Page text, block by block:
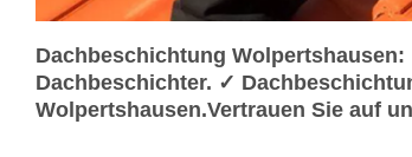
Dachbeschichtung
Dachbeschichter. ✓
Wolpertshausen.Vertrauen Sie auf